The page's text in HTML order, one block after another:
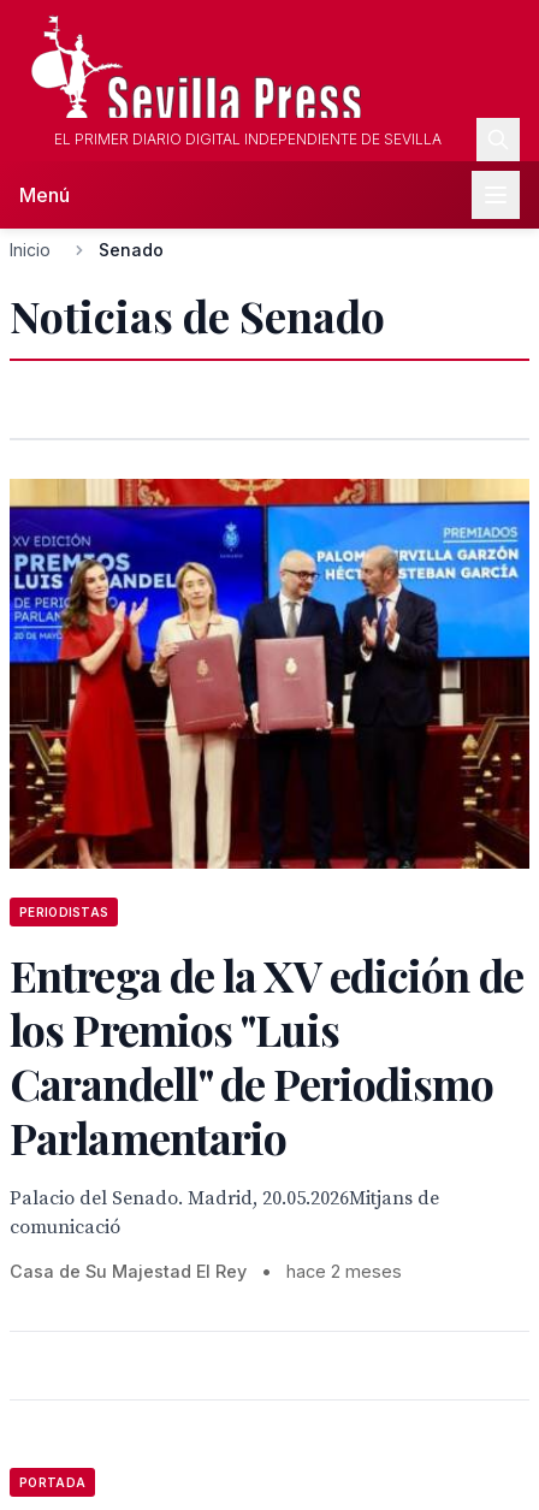
EL PRIMER DIARIO DIGITAL INDEPENDIENTE DE SEVILLA
Menú
Inicio Senado
Noticias de Senado
PERIODISTAS
Entrega de la XV edición de
los Premios "Luis
Carandell" de Periodismo
Parlamentario
Palacio del Senado. Madrid, 20.05.2026Mitjans de
comunicació
Casa de Su Majestad El Rey • hace 2 meses
PORTADA